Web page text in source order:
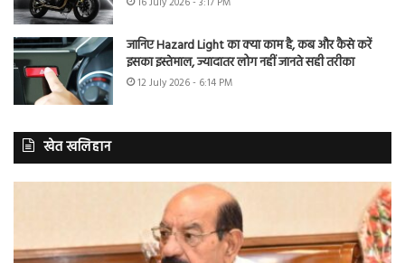
जानिए Hazard Light का क्या काम है, कब और कैसे करें
इसका इस्तेमाल, ज्यादातर लोग नहीं जानते सही तरीका
12 July 2026 - 6:14 PM
खेत खलिहान